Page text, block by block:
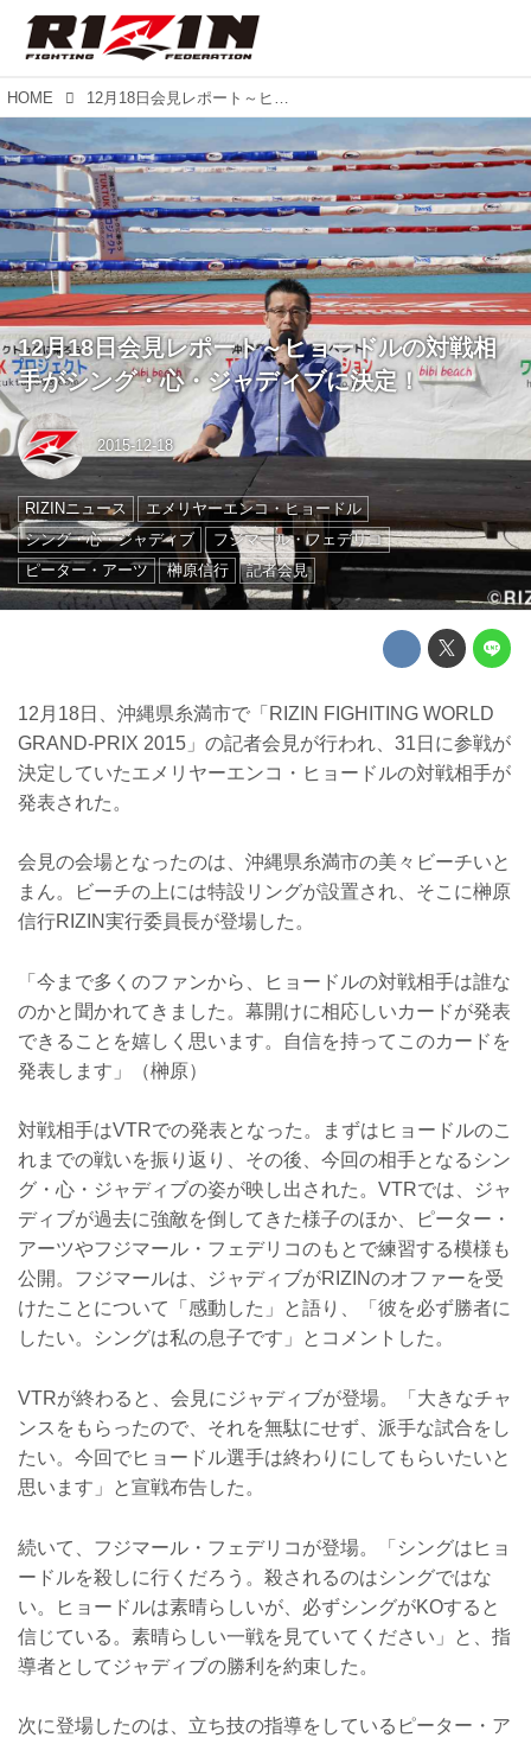
HOME 12月18日会見レポート～ヒョードルの対戦相手がシング・心・ジャディブに決定！
12月18日会見レポート～ヒョードルの対戦相
手がシング・心・ジャディブに決定！
2015-12-18
RIZINニュース
エメリヤーエンコ・ヒョードル
シング・心・ジャディブ
フジマール・フェデリコ
ピーター・アーツ
榊原信行 記者会見
12月18日、沖縄県糸満市で「RIZIN FIGHITING WORLD
GRAND-PRIX 2015」の記者会見が行われ、31日に参戦が
決定していたエメリヤーエンコ・ヒョードルの対戦相手が
発表された。
会見の会場となったのは、沖縄県糸満市の美々ビーチいと
まん。ビーチの上には特設リングが設置され、そこに榊原
信行RIZIN実行委員長が登場した。
「今まで多くのファンから、ヒョードルの対戦相手は誰な
のかと聞かれてきました。幕開けに相応しいカードが発表
できることを嬉しく思います。自信を持ってこのカードを
発表します」（榊原）
対戦相手はVTRでの発表となった。まずはヒョードルのこ
れまでの戦いを振り返り、その後、今回の相手となるシン
グ・心・ジャディブの姿が映し出された。VTRでは、ジャ
ディブが過去に強敵を倒してきた様子のほか、ピーター・
アーツやフジマール・フェデリコのもとで練習する模様も
公開。フジマールは、ジャディブがRIZINのオファーを受
けたことについて「感動した」と語り、「彼を必ず勝者に
したい。シングは私の息子です」とコメントした。
VTRが終わると、会見にジャディブが登場。「大きなチャ
ンスをもらったので、それを無駄にせず、派手な試合をし
たい。今回でヒョードル選手は終わりにしてもらいたいと
思います」と宣戦布告した。
続いて、フジマール・フェデリコが登場。「シングはヒョ
ードルを殺しに行くだろう。殺されるのはシングではな
い。ヒョードルは素晴らしいが、必ずシングがKOすると
信じている。素晴らしい一戦を見ていてください」と、指
導者としてジャディブの勝利を約束した。
次に登場したのは、立ち技の指導をしているピーター・ア